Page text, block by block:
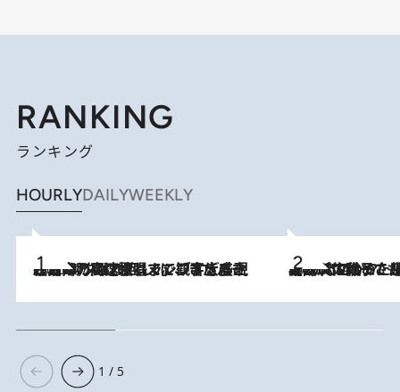
RANKING
ランキング
HOURLYDAILYWEEKLY
2026.8.7
「湘南乃風に憧れて」観客大盛上がりの“タオル回し”に、ラッパー顔負けの高速歌唱まで…さだまさし（74）のアグレッシブすぎる現在地 2026.8.5
【阿川佐和子さんの年とる力】なぜ70代で始めた趣味は“こんなに楽しい”のか？ ピアノ、俳句…スランプに陥っても続けられる“ある秘訣”とは
1 / 5